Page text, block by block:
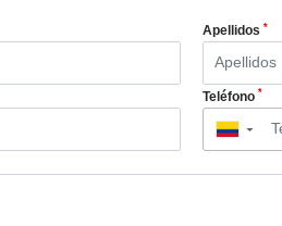
Apellidos *
Teléfono *
▼